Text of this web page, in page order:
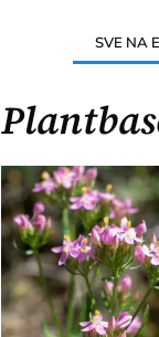
SVE NA